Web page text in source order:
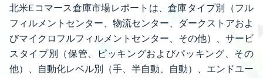
北米Eコマース倉庫市場レポートは、倉庫タイプ別（フル
フィルメントセンター、物流センター、ダークストアおよ
びマイクロフルフィルメントセンター、その他）、サービ
スタイプ別（保管、ピッキングおよびパッキング、その
他）、自動化レベル別（手、半自動、自動）、エンドユー